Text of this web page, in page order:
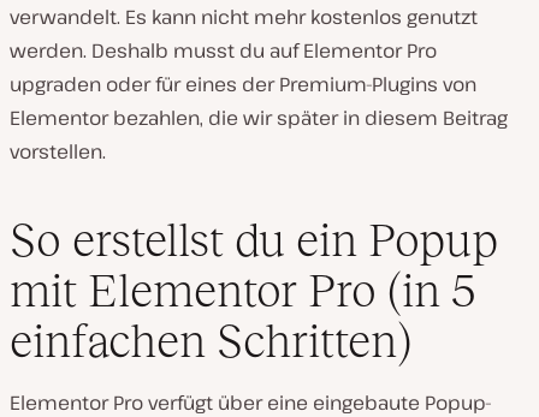
verwandelt. Es kann nicht mehr kostenlos genutzt
werden. Deshalb musst du auf Elementor Pro
upgraden oder für eines der Premium-Plugins von
Elementor bezahlen, die wir später in diesem Beitrag
vorstellen.
So erstellst du ein Popup
mit Elementor Pro (in 5
einfachen Schritten)
Elementor Pro verfügt über eine eingebaute Popup-